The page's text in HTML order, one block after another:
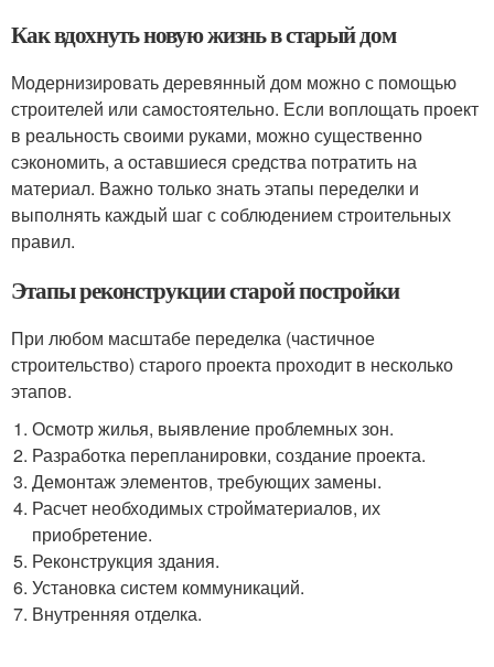
Как вдохнуть новую жизнь в старый дом
Модернизировать деревянный дом можно с помощью
строителей или самостоятельно. Если воплощать проект
в реальность своими руками, можно существенно
сэкономить, а оставшиеся средства потратить на
материал. Важно только знать этапы переделки и
выполнять каждый шаг с соблюдением строительных
правил.
Этапы реконструкции старой постройки
При любом масштабе переделка (частичное
строительство) старого проекта проходит в несколько
этапов.
Осмотр жилья, выявление проблемных зон.
Разработка перепланировки, создание проекта.
Демонтаж элементов, требующих замены.
Расчет необходимых стройматериалов, их
приобретение.
Реконструкция здания.
Установка систем коммуникаций.
Внутренняя отделка.